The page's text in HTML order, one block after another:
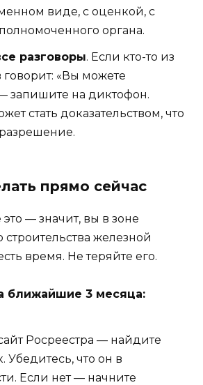
виде, с оценкой, с
органа.
разговоры. Если кто-то из
«Вы можете
запишите на диктофон.
стать доказательством, что
прямо сейчас
это — значит, вы в зоне
строительства железной
время. Не теряйте его.
ближайшие 3 месяца:
Росреестра — найдите
Убедитесь, что он в
Если нет — начните